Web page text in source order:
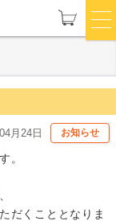
月24日 お知らせ
。
だくこととなりま